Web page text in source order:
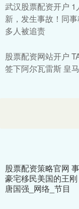
武汉股票配资开户
新，发生事故！同事
多人被追责
股票配资网站开户
签下阿尔瓦雷斯 皇
股票配资策略官网
豪宅移民美国的王刚
唐国强_网络_节目